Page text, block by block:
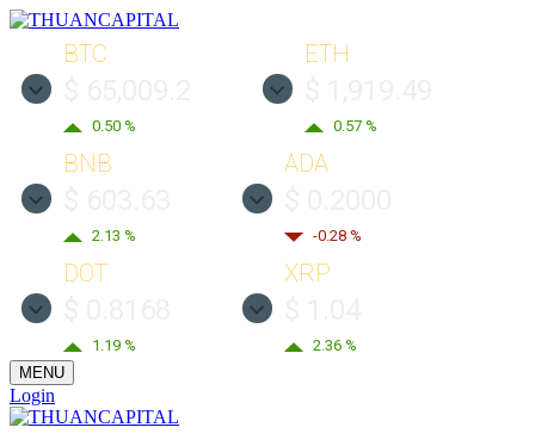
BTC
0.50 %
ETH
0.57 %
BNB
2.13 %
ADA
-0.28 %
DOT
1.19 %
XRP
2.36 %
MENU
Login